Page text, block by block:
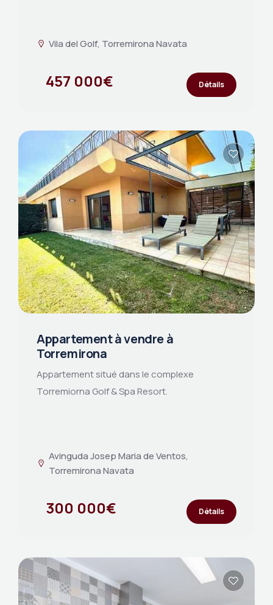
Vila del Golf, Torremirona Navata
457 000€ Détails
Appartement à vendre à
Torremirona
Appartement situé dans le complexe
Torremiorna Golf & Spa Resort.
Avinguda Josep Maria de Ventos,
Torremirona Navata
300 000€ Détails